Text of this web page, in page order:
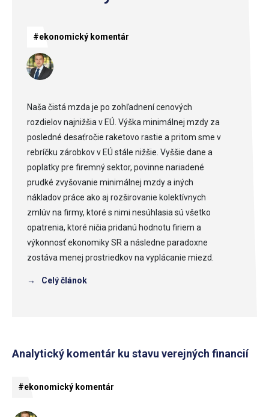
#ekonomický komentár
Naša čistá mzda je po zohľadnení cenových
rozdielov najnižšia v EÚ. Výška minimálnej mzdy za
posledné desaťročie raketovo rastie a pritom sme v
rebríčku zárobkov v EÚ stále nižšie. Vyššie dane a
poplatky pre firemný sektor, povinne nariadené
prudké zvyšovanie minimálnej mzdy a iných
nákladov práce ako aj rozširovanie kolektívnych
zmlúv na firmy, ktoré s nimi nesúhlasia sú všetko
opatrenia, ktoré ničia pridanú hodnotu firiem a
výkonnosť ekonomiky SR a následne paradoxne
zostáva menej prostriedkov na vyplácanie miezd.
→ Celý článok
Analytický komentár ku stavu verejných financií
#ekonomický komentár